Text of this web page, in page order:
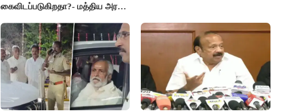
கைவிடப்படுகிறதா?- மத்திய அரசு